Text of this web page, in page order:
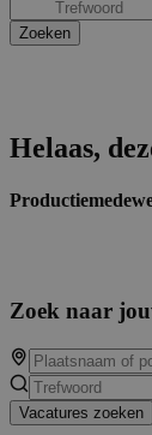
Helaas,
Zoek naar
Vacatures zoeken